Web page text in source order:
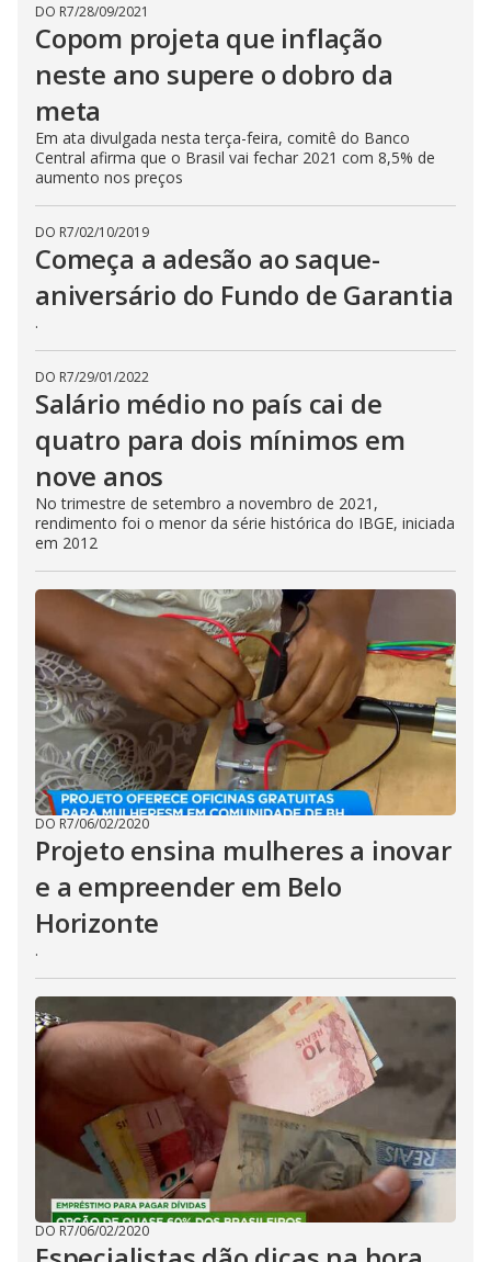
DO R7/28/09/2021
Copom projeta que inflação
neste ano supere o dobro da
meta
Em ata divulgada nesta terça-feira, comitê do Banco
Central afirma que o Brasil vai fechar 2021 com 8,5% de
aumento nos preços
DO R7/02/10/2019
Começa a adesão ao saque-
aniversário do Fundo de Garantia
.
DO R7/29/01/2022
Salário médio no país cai de
quatro para dois mínimos em
nove anos
No trimestre de setembro a novembro de 2021,
rendimento foi o menor da série histórica do IBGE, iniciada
em 2012
DO R7/06/02/2020
Projeto ensina mulheres a inovar
e a empreender em Belo
Horizonte
.
DO R7/06/02/2020